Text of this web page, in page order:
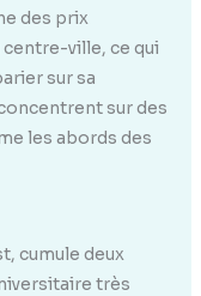
des prix
ville, ce qui
sur sa
sur des
les abords des
cumule deux
très